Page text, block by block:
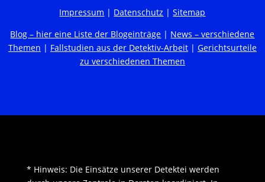
Impressum | Datenschutz |Sitemap
Blog – hier eine Liste der Blogeinträge | News – verschiedene
Themen | Fallstudien aus der Detektiv-Arbeit| Gerichtsurteile
zu verschiedenen Themen
* Hinweis: Die Einsätze unserer Detektei werden